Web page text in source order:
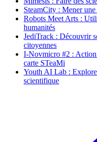
SteamCity : Mener
Robots Meet Arts :
humanités
JediTrack : Découvrir
citoyennes
I-Novmicro #2 :
carte STeaMi
Youth AI Lab :
scientifique